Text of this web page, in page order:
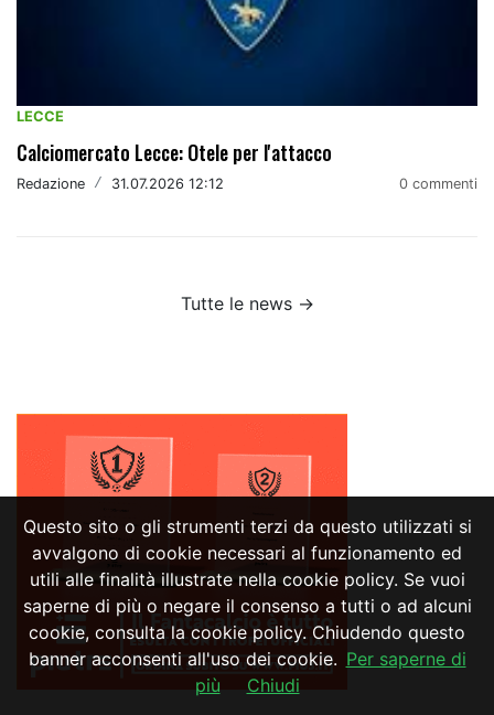
LECCE
Calciomercato Lecce: Otele per l'attacco
Redazione / 31.07.2026 12:12 0 commenti
Tutte le news →
Questo sito o gli strumenti terzi da questo utilizzati si
avvalgono di cookie necessari al funzionamento ed
utili alle finalità illustrate nella cookie policy. Se vuoi
saperne di più o negare il consenso a tutti o ad alcuni
cookie, consulta la cookie policy. Chiudendo questo
banner acconsenti all'uso dei cookie. Per saperne di
più
Chiudi